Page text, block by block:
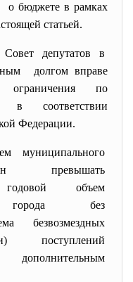
о бюджете в рамках
статьей.
депутатов в
долгом вправе
ограничения по
соответствии
Федерации.
муниципального
превышать
годовой объем
без
безвозмездных
поступлений
дополнительным